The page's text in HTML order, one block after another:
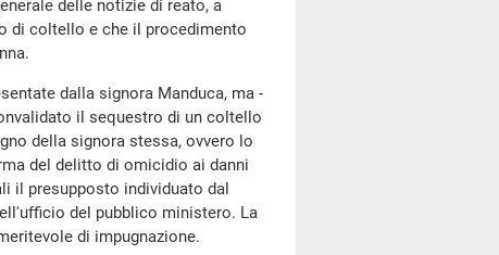
delle notizie di reato, a
di coltello e che il procedimento
dalla signora Manduca, ma -
il sequestro di un coltello
della signora stessa, ovvero lo
del delitto di omicidio ai danni
il presupposto individuato dal
del pubblico ministero. La
di impugnazione.